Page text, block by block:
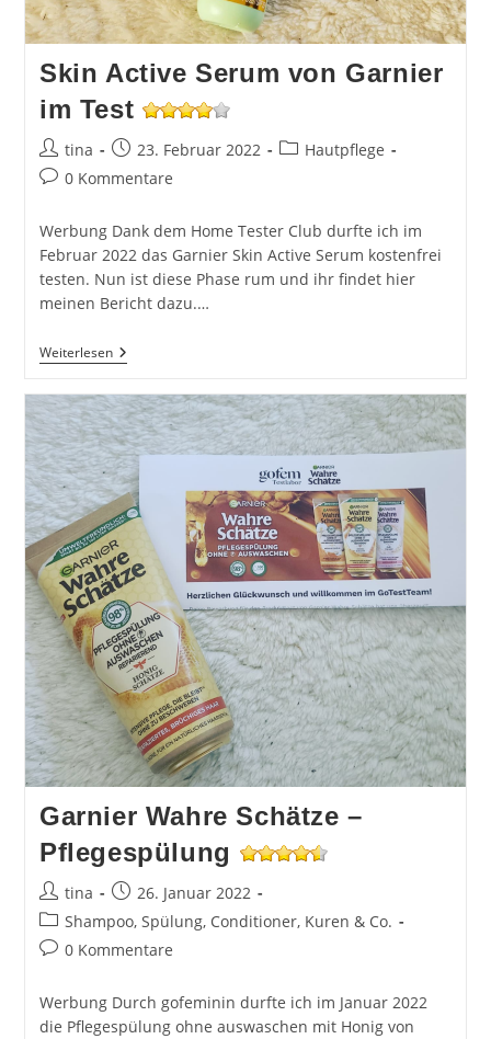
Skin Active Serum von Garnier
im Test
Beitrags-
Autor:
tina
Beitrag
veröffentlicht:
23. Februar 2022
Beitrags-
Hautpflege
Beitrags-
0 Kommentare
Werbung Dank dem Home Tester Club durfte ich im
Februar 2022 das Garnier Skin Active Serum kostenfrei
testen. Nun ist diese Phase rum und ihr findet hier
meinen Bericht dazu.…
WeiterlesenSkin
Active
Von
Garnier
Im
Test
Garnier Wahre Schätze –
Pflegespülung
Beitrags-
Autor:
tina
Beitrag
veröffentlicht:
26. Januar 2022
Beitrags-
Kategorie:
Shampoo, Spülung, Conditioner, Kuren & Co.
Beitrags-
0 Kommentare
Werbung Durch gofeminin durfte ich im Januar 2022
die Pflegespülung ohne auswaschen mit Honig von